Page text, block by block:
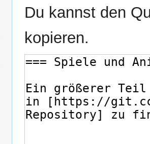
Du kannst den
kopieren.